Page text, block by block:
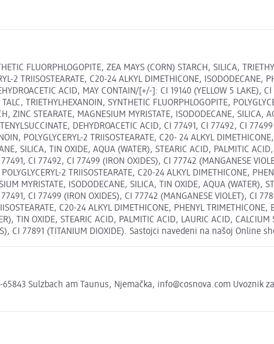
FLUORPHLOGOPITE, ZEA MAYS (CORN) STARCH, SILICA,
2 TRIISOSTEARATE, C20-24 ALKYL DIMETHICONE,
ACID, MAY CONTAIN/[+/-]: CI 19140 (YELLOW 5
TRIETHYLHEXANOIN, SYNTHETIC FLUORPHLOGOPITE,
ZINC STEARATE, MAGNESIUM MYRISTATE, ISODODECANE,
DEHYDROACETIC ACID, CI 77491, CI 77492, CI
POLYGLYCERYL-2 TRIISOSTEARATE, C20- 24 ALKYL
SILICA, TIN OXIDE, AQUA (WATER), STEARIC ACID, PALMITIC
77491, CI 77492, CI 77499 (IRON OXIDES), CI 77742 (MANGANESE
2 TRIISOSTEARATE, C20-24 ALKYL DIMETHICONE,
MYRISTATE, ISODODECANE, SILICA, TIN OXIDE, AQUA
CI 77499 (IRON OXIDES), CI 77742 (MANGANESE VIOLET), CI
C20-24 ALKYL DIMETHICONE, PHENYL
TIN OXIDE, STEARIC ACID, PALMITIC ACID, LAURIC ACID,
CI 77891 (TITANIUM DIOXIDE). Sastojci navedeni na našoj
Sulzbach am Taunus, Njemačka, info@cosnova.com Uvoznik